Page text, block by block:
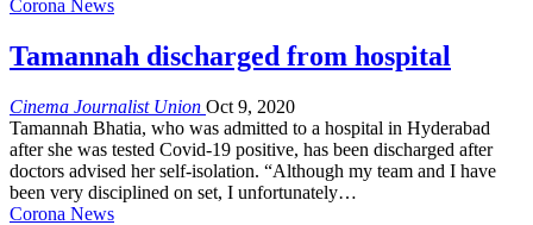
Corona News
Tamannah discharged from hospital
Cinema Journalist Union Oct 9, 2020
Tamannah Bhatia, who was admitted to a hospital in Hyderabad
after she was tested Covid-19 positive, has been discharged after
doctors advised her self-isolation. “Although my team and I have
been very disciplined on set, I unfortunately…
Corona News